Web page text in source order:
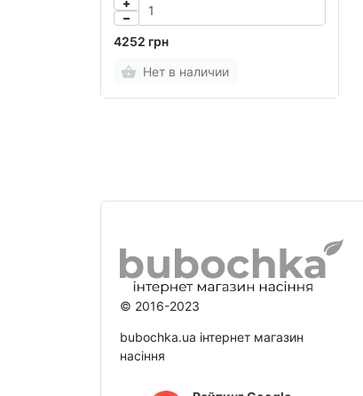
4252 грн
Нет в наличии
© 2016-2023
bubochka.ua інтернет магазин
насіння